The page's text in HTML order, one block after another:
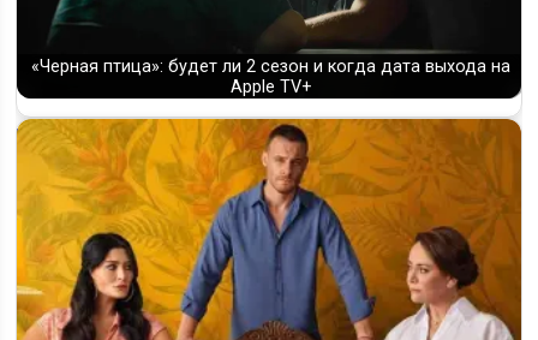
«Черная птица»: будет ли 2 сезон и когда дата выхода на
Apple TV+